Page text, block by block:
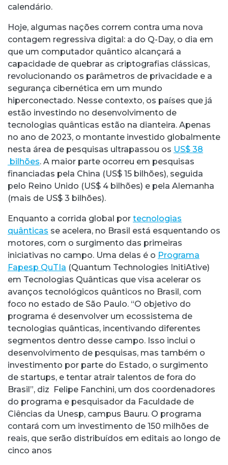
calendário.
Hoje, algumas nações correm contra uma nova
contagem regressiva digital: a do Q-Day, o dia em
que um computador quântico alcançará a
capacidade de quebrar as criptografias clássicas,
revolucionando os parâmetros de privacidade e a
segurança cibernética em um mundo
hiperconectado. Nesse contexto, os países que já
estão investindo no desenvolvimento de
tecnologias quânticas estão na dianteira. Apenas
no ano de 2023, o montante investido globalmente
nesta área de pesquisas ultrapassou os US$ 38
bilhões. A maior parte ocorreu em pesquisas
financiadas pela China (US$ 15 bilhões), seguida
pelo Reino Unido (US$ 4 bilhões) e pela Alemanha
(mais de US$ 3 bilhões).
Enquanto a corrida global por tecnologias
quânticas se acelera, no Brasil está esquentando os
motores, com o surgimento das primeiras
iniciativas no campo. Uma delas é o Programa
Fapesp QuTIa (Quantum Technologies InitiAtive)
em Tecnologias Quânticas que visa acelerar os
avanços tecnológicos quânticos no Brasil, com
foco no estado de São Paulo. “O objetivo do
programa é desenvolver um ecossistema de
tecnologias quânticas, incentivando diferentes
segmentos dentro desse campo. Isso inclui o
desenvolvimento de pesquisas, mas também o
investimento por parte do Estado, o surgimento
de startups, e tentar atrair talentos de fora do
Brasil”, diz Felipe Fanchini, um dos coordenadores
do programa e pesquisador da Faculdade de
Ciências da Unesp, campus Bauru. O programa
contará com um investimento de 150 milhões de
reais, que serão distribuídos em editais ao longo de
cinco anos